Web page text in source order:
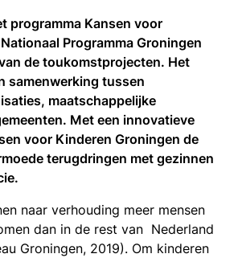
programma Kansen voor
Programma Groningen
de toukomstprojecten. Het
samenwerking tussen
maatschappelijke
Met een innovatieve
voor Kinderen Groningen de
terugdringen met gezinnen
naar verhouding meer mensen
dan in de rest van Nederland
Groningen, 2019). Om kinderen